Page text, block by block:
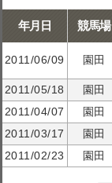
年月日 競馬場
2011/06/09 園田
2011/05/18 園田
2011/04/07
園田
2011/03/17
園田
2011/02/23
園田